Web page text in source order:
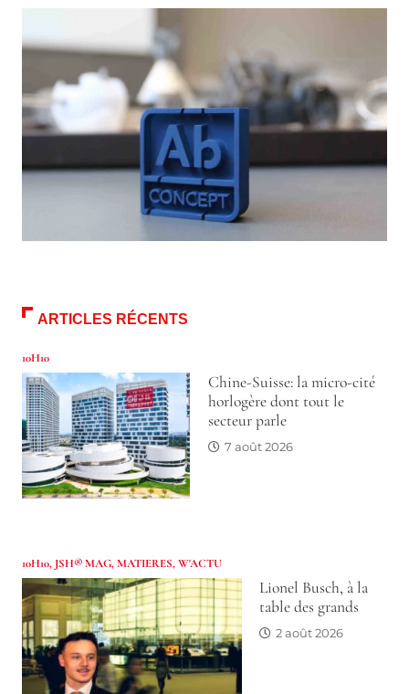
ARTICLES RÉCENTS
10H10
Chine-Suisse: la micro-cité
horlogère dont tout le
secteur parle
7 août 2026
10H10, JSH® MAG,MATIERES,W'ACTU
Lionel Busch, à la
table des grands
2 août 2026